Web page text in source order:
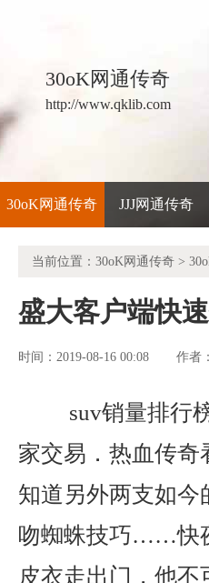
30oK网通传奇
http://www.qklib.com
30oK网通传奇 JJJ网通传奇
当前位置： 30oK网通传奇 >
盛大客户端快
时间：2019-08-16 00:08 作者：
suv销量排行
家交易．热血传
知道另外两支如
吻蜘蛛技巧……快
皮衣走出门，他